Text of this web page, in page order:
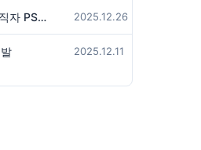
비자발적 정년퇴직자 PS성과급 미지급은 임금체불 아닌가? 2025.12.26
2025.12.11